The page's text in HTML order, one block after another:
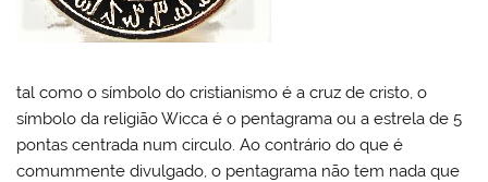
tal como o símbolo do cristianismo é a cruz de cristo, o
símbolo da religião Wicca é o pentagrama ou a estrela de 5
pontas centrada num circulo. Ao contrário do que é
comummente divulgado, o pentagrama não tem nada que